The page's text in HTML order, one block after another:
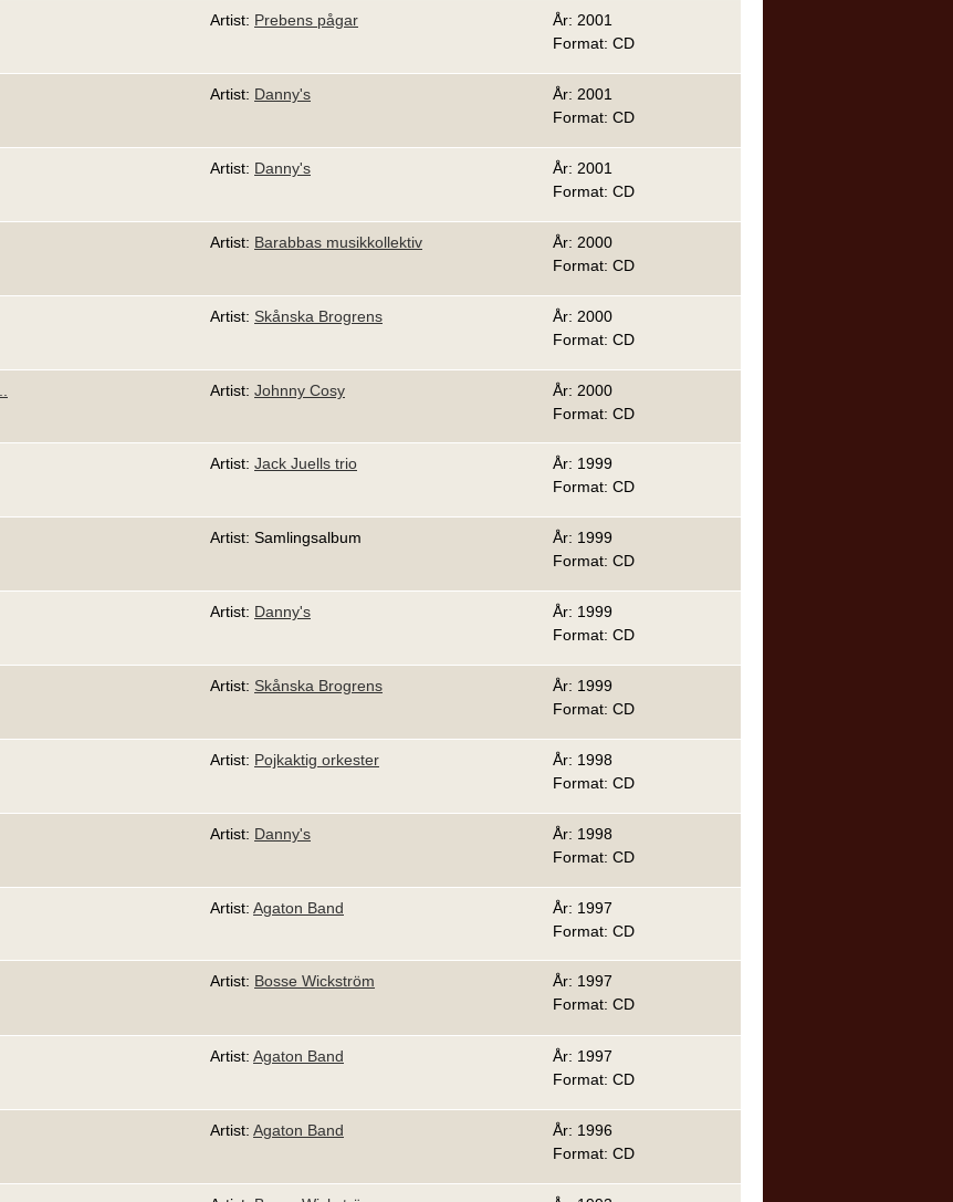
Artist: Prebens pågar
År: 2001
Format: CD
Artist: Danny's
År: 2001
Format: CD
Artist: Danny's
År: 2001
Format: CD
Artist: Barabbas musikkollektiv
År: 2000
Format: CD
Artist: Skånska Brogrens
År: 2000
Format: CD
Artist: Johnny Cosy
År: 2000
Format: CD
Artist: Jack Juells trio
År: 1999
Format: CD
Artist: Samlingsalbum
År: 1999
Format: CD
Artist: Danny's
År: 1999
Format: CD
Artist: Skånska Brogrens
År: 1999
Format: CD
Artist: Pojkaktig orkester
År: 1998
Format: CD
Artist: Danny's
År: 1998
Format: CD
Artist: Agaton Band
År: 1997
Format: CD
Artist: Bosse Wickström
År: 1997
Format: CD
Artist: Agaton Band
År: 1997
Format: CD
Artist: Agaton Band
År: 1996
Format: CD